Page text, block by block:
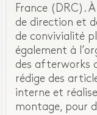
France (DRC).
de direction et
de convivialité
également à
des afterworks
rédige des
interne et
montage, pour